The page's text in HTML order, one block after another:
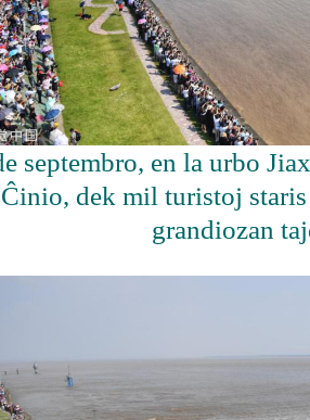
septembro, en la urbo
dek mil turistoj
grandiozan